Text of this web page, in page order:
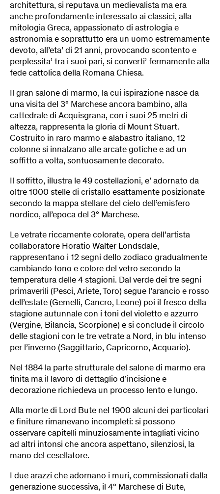
architettura, si reputava un medievalista ma era
anche profondamente interessato ai classici, alla
mitologia Greca, appassionato di astrologia e
astronomia e soprattutto era un uomo estremamente
devoto, all’eta’ di 21 anni, provocando scontento e
perplessita’ tra i suoi pari, si converti’ fermamente alla
fede cattolica della Romana Chiesa.
Il gran salone di marmo, la cui ispirazione nasce da
una visita del 3° Marchese ancora bambino, alla
cattedrale di Acquisgrana, con i suoi 25 metri di
altezza, rappresenta la gloria di Mount Stuart.
Costruito in raro marmo e alabastro italiano, 12
colonne si innalzano alle arcate gotiche e ad un
soffitto a volta, sontuosamente decorato.
Il soffitto, illustra le 49 costellazioni, e’ adornato da
oltre 1000 stelle di cristallo esattamente posizionate
secondo la mappa stellare del cielo dell’emisfero
nordico, all’epoca del 3° Marchese.
Le vetrate riccamente colorate, opera dell’artista
collaboratore Horatio Walter Londsdale,
rappresentano i 12 segni dello zodiaco gradualmente
cambiando tono e colore del vetro secondo la
temperatura delle 4 stagioni. Dal verde dei tre segni
primaverili (Pesci, Ariete, Toro) segue l’arancio e rosso
dell’estate (Gemelli, Cancro, Leone) poi il fresco della
stagione autunnale con i toni del violetto e azzurro
(Vergine, Bilancia, Scorpione) e si conclude il circolo
delle stagioni con le tre vetrate a Nord, in blu intenso
per l’inverno (Saggittario, Capricorno, Acquario).
Nel 1884 la parte strutturale del salone di marmo era
finita ma il lavoro di dettaglio d’incisione e
decorazione richiedeva un processo lento e lungo.
Alla morte di Lord Bute nel 1900 alcuni dei particolari
e finiture rimanevano incompleti: si possono
osservare capitelli minuziosamente intagliati vicino
ad altri intonsi che ancora aspettano, silenziosi, la
mano del cesellatore.
I due arazzi che adornano i muri, commissionati dalla
generazione successiva, il 4° Marchese di Bute,